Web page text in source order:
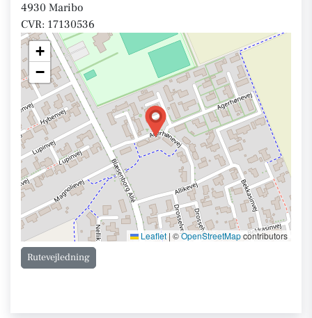
4930 Maribo
CVR: 17130536
+
−
Leaflet | ©OpenStreetMapcontributors
Rutevejledning